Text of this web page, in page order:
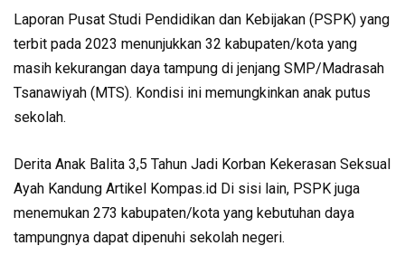
Laporan Pusat Studi Pendidikan dan Kebijakan (PSPK) yang
terbit pada 2023 menunjukkan 32 kabupaten/kota yang
masih kekurangan daya tampung di jenjang SMP/Madrasah
Tsanawiyah (MTS). Kondisi ini memungkinkan anak putus
sekolah.
Derita Anak Balita 3,5 Tahun Jadi Korban Kekerasan Seksual
Ayah Kandung Artikel Kompas.id Di sisi lain, PSPK juga
menemukan 273 kabupaten/kota yang kebutuhan daya
tampungnya dapat dipenuhi sekolah negeri.